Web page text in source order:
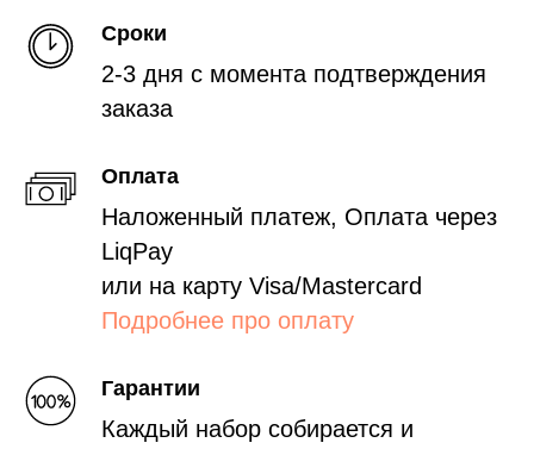
Сроки
2-3 дня с момента подтверждения
заказа
Оплата
Наложенный платеж, Оплата через
LiqPay
или на карту Visa/Mastercard
Подробнее про оплату
Гарантии
Каждый набор собирается и